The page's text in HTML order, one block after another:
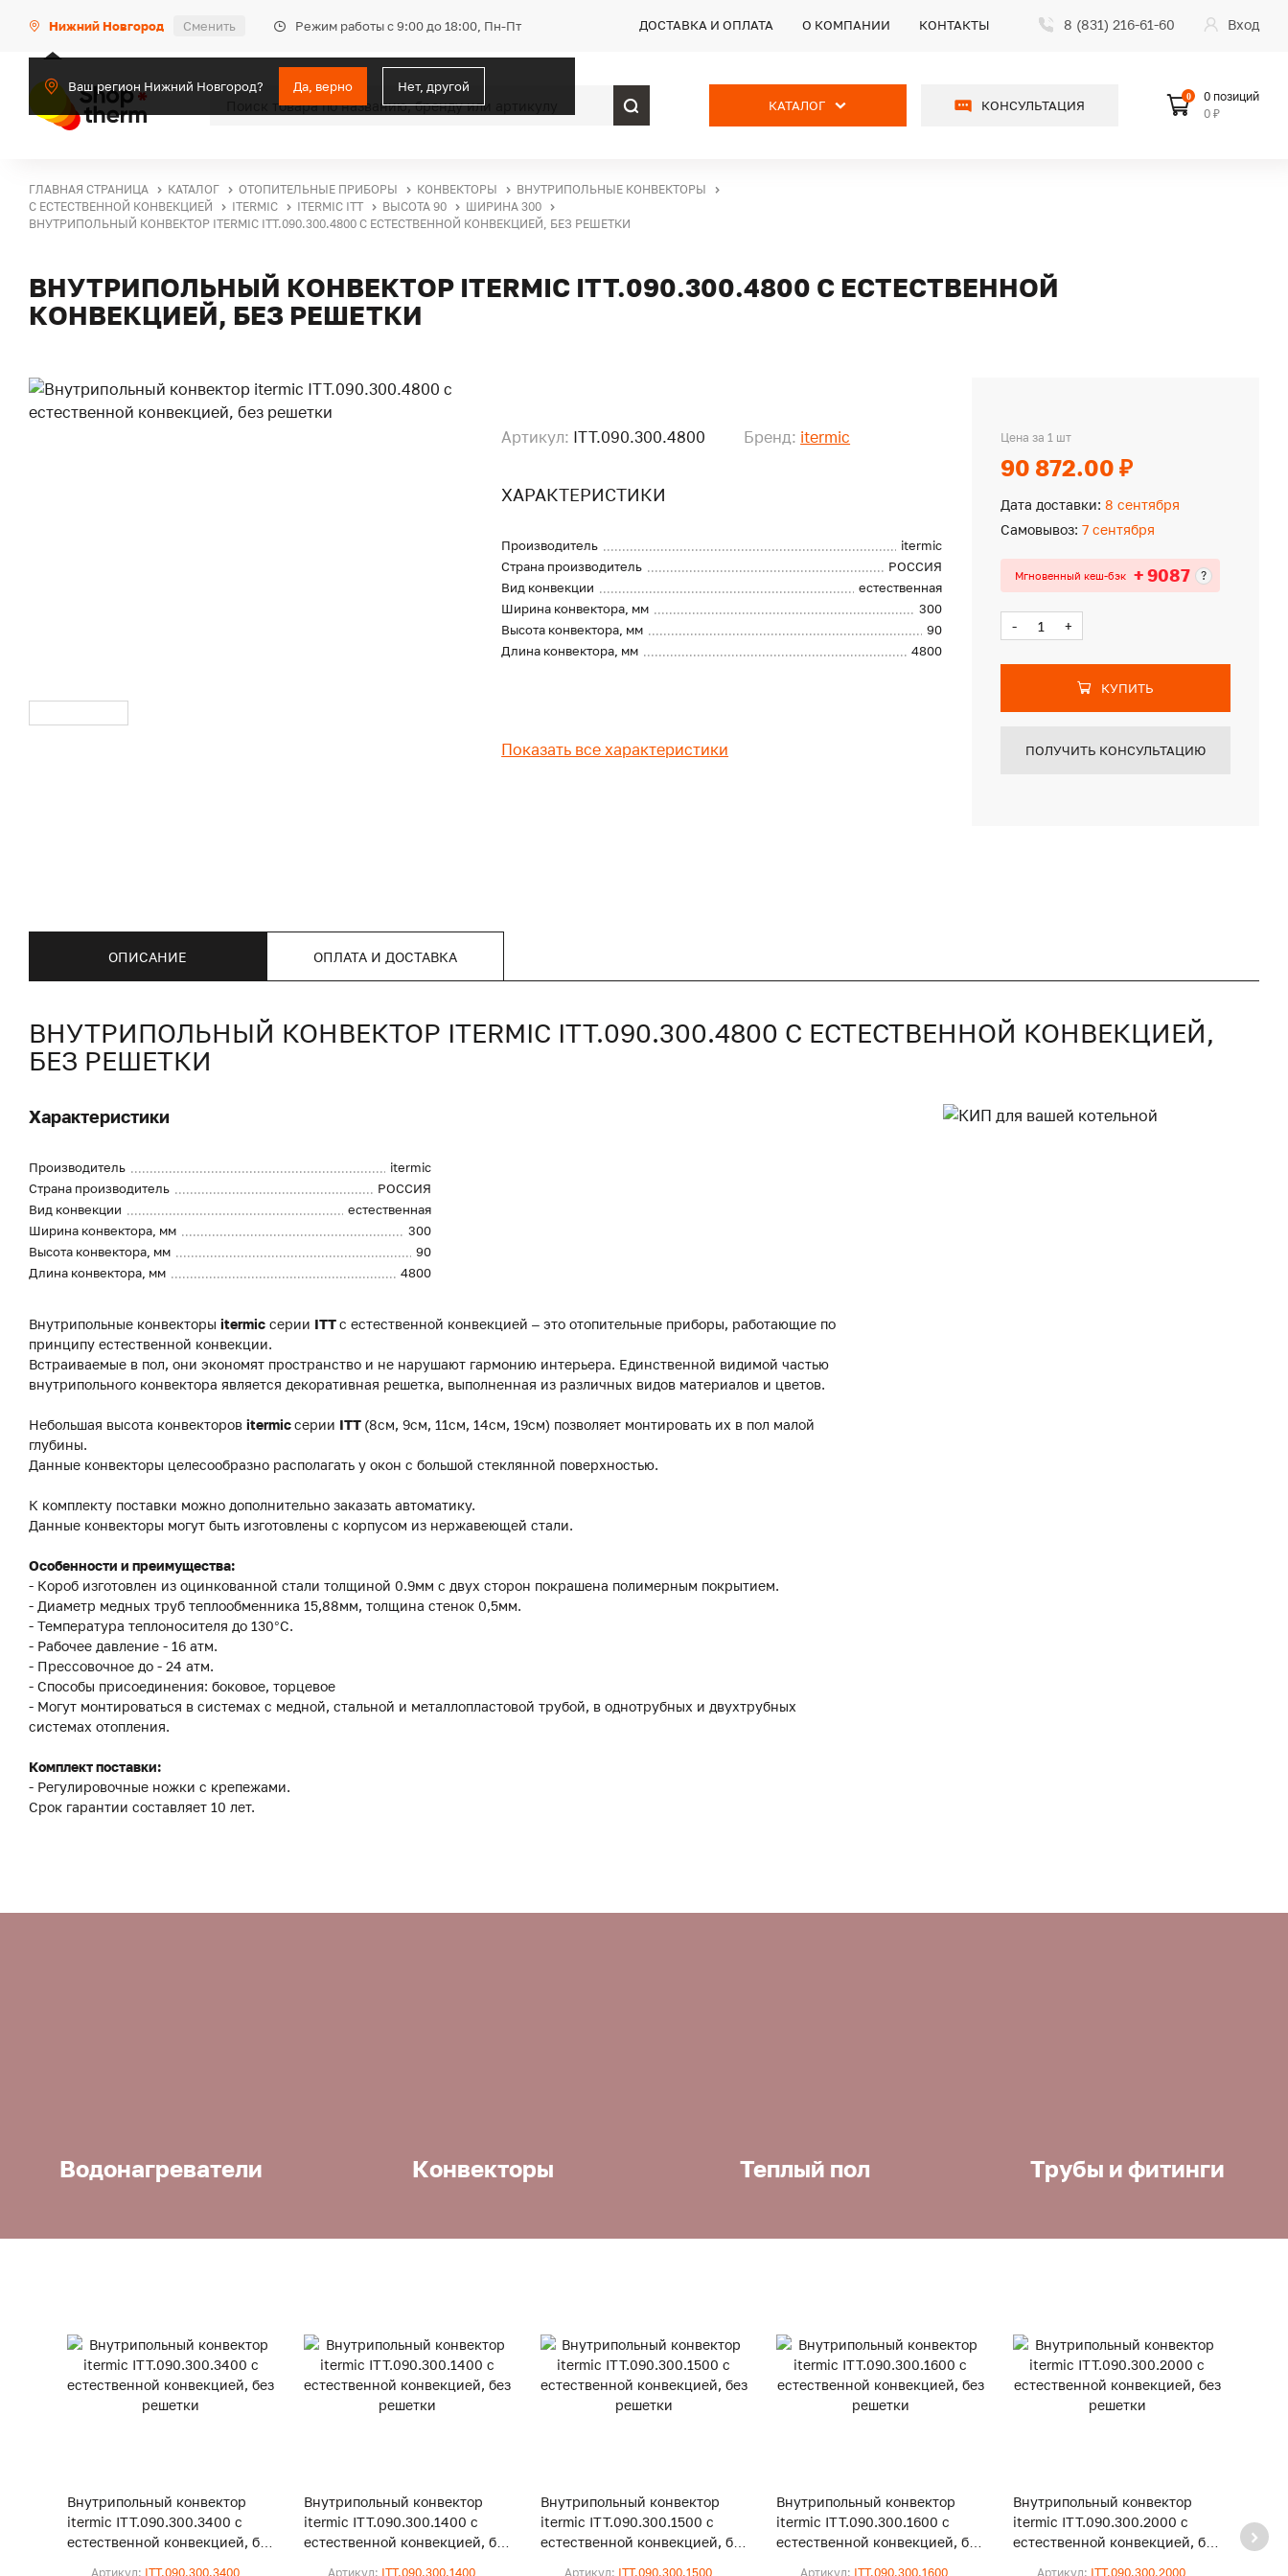
Нижний Новгород Сменить Режим работы с 9:00 до 18:00, Пн-Пт
Ваш регион Нижний Новгород? Да, верно Нет, другой
ДОСТАВКА И ОПЛАТА О КОМПАНИИ КОНТАКТЫ 8 (831) 216-61-60 Вход
КАТАЛОГ КОНСУЛЬТАЦИЯ
0
0 позиций
0 ₽
ГЛАВНАЯ СТРАНИЦА КАТАЛОГ ОТОПИТЕЛЬНЫЕ ПРИБОРЫ КОНВЕКТОРЫ
ВНУТРИПОЛЬНЫЕ КОНВЕКТОРЫ
С ЕСТЕСТВЕННОЙ КОНВЕКЦИЕЙ
ITERMIC ITERMIC ITT ВЫСОТА 90
ШИРИНА 300
ВНУТРИПОЛЬНЫЙ КОНВЕКТОР ITERMIC ITT.090.300.4800 С ЕСТЕСТВЕННОЙ КОНВЕКЦИЕЙ, БЕЗ РЕШЕТКИ
ВНУТРИПОЛЬНЫЙ КОНВЕКТОР ITERMIC ITT.090.300.4800 С ЕСТЕСТВЕННОЙ
КОНВЕКЦИЕЙ, БЕЗ РЕШЕТКИ
Артикул: ITT.090.300.4800 Бренд: itermic
ХАРАКТЕРИСТИКИ
Производитель
itermic
Страна производитель
РОССИЯ
Вид конвекции
естественная
Ширина конвектора, мм
300
Высота конвектора, мм
90
Длина конвектора, мм
4800
Показать все характеристики
Цена за 1 шт
90 872.00 ₽
Дата доставки: 8 сентября
Самовывоз: 7 сентября
Мгновенный кеш-бэк + 9087 ?
- +
КУПИТЬ
ПОЛУЧИТЬ КОНСУЛЬТАЦИЮ
ОПИСАНИЕ ОПЛАТА И ДОСТАВКА
ВНУТРИПОЛЬНЫЙ КОНВЕКТОР ITERMIC ITT.090.300.4800 С ЕСТЕСТВЕННОЙ КОНВЕКЦИЕЙ,
БЕЗ РЕШЕТКИ
Характеристики
Производитель
itermic
Страна производитель
РОССИЯ
Вид конвекции
естественная
Ширина конвектора, мм
300
Высота конвектора, мм
90
Длина конвектора, мм
4800
Внутрипольные конвекторы itermic серии ITTс естественной конвекцией – это отопительные приборы, работающие по
принципу естественной конвекции.
Встраиваемые в пол, они экономят пространство и не нарушают гармонию интерьера. Единственной видимой частью
внутрипольного конвектора является декоративная решетка, выполненная из различных видов материалов и цветов.
Небольшая высота конвекторов itermicсерии ITT (8см, 9см, 11см, 14см, 19см) позволяет монтировать их в пол малой
глубины.
Данные конвекторы целесообразно располагать у окон с большой стеклянной поверхностью.
К комплекту поставки можно дополнительно заказать автоматику.
Данные конвекторы могут быть изготовлены с корпусом из нержавеющей стали.
Особенности и преимущества:
- Короб изготовлен из оцинкованной стали толщиной 0.9мм с двух сторон покрашена полимерным покрытием.
- Диаметр медных труб теплообменника 15,88мм, толщина стенок 0,5мм.
- Температура теплоносителя до 130°C.
- Рабочее давление - 16 атм.
- Прессовочное до - 24 атм.
- Способы присоединения: боковое, торцевое
- Могут монтироваться в системах с медной, стальной и металлопластовой трубой, в однотрубных и двухтрубных
системах отопления.
Комплект поставки:
- Регулировочные ножки с крепежами.
Срок гарантии составляет 10 лет.
Водонагреватели Конвекторы Теплый пол Трубы и фитинги
Внутрипольный конвектор
itermic ITT.090.300.3400 с
естественной конвекцией, без
Артикул: ITT.090.300.3400
Внутрипольный конвектор
itermic ITT.090.300.1400 с
естественной конвекцией, без
Артикул: ITT.090.300.1400
Внутрипольный конвектор
itermic ITT.090.300.1500 с
естественной конвекцией, без
Артикул: ITT.090.300.1500
Внутрипольный конвектор
itermic ITT.090.300.1600 с
естественной конвекцией, без
Артикул: ITT.090.300.1600
Внутрипольный конвектор
itermic ITT.090.300.2000 с
естественной конвекцией, без
Артикул: ITT.090.300.2000